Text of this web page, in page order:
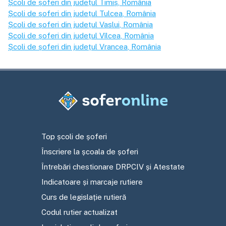
Școli de șoferi din județul Timiș , România
Școli de șoferi din județul Tulcea , România
Școli de șoferi din județul Vaslui , România
Școli de șoferi din județul Vîlcea , România
Școli de șoferi din județul Vrancea , România
Top școli de șoferi
Înscriere la școala de șoferi
Întrebări chestionare DRPCIV și Atestate
Indicatoare și marcaje rutiere
Curs de legislație rutieră
Codul rutier actualizat